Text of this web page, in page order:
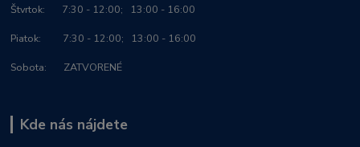
Štvrtok: 7:30 - 12:00; 13:00 - 16:00
Piatok: 7:30 - 12:00; 13:00 - 16:00
Sobota: ZATVORENÉ
Kde nás nájdete